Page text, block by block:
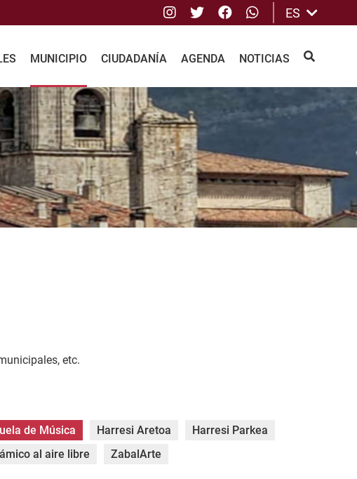
Instagram
TwitterFacebook
whatsApp
ES
MUNICIPIO CIUDADANÍA AGENDA NOTICIAS BUSCAR
etc.
de Música Harresi Aretoa
Harresi Parkea
al aire libre ZabalArte